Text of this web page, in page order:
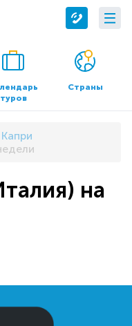
и реквизиты
туров
Страны
Капри
на